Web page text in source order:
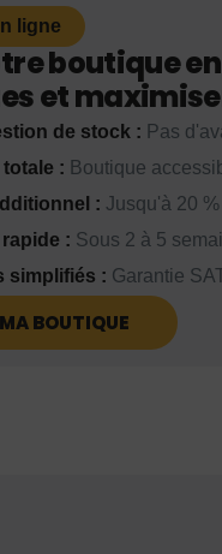
ligne
boutique
et
de stock : Pas
: Boutique
: Jusqu'à 20
: Sous 2 à 5
simplifiés : Garantie
BOUTIQUE